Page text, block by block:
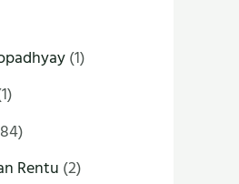
(1)
Rentu (2)